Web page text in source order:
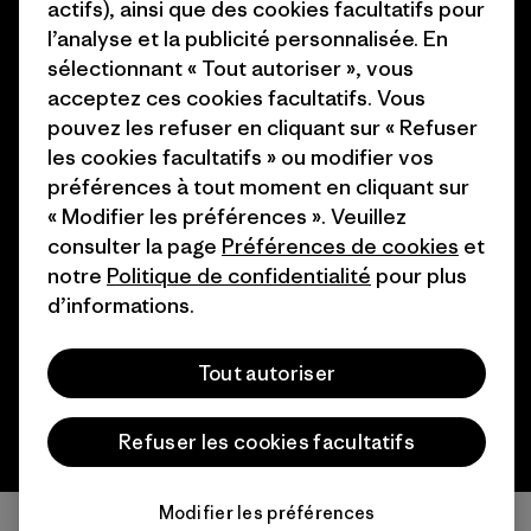
Cartes cadeaux
Nos magasins
Programme d’affiliation
Patagonia Suisse Plan du site
© 2026 Patagonia, Inc. All Rights Reserved.
actifs), ainsi que des cookies facultatifs pour
l’analyse et la publicité personnalisée. En
sélectionnant « Tout autoriser », vous
acceptez ces cookies facultatifs. Vous
pouvez les refuser en cliquant sur « Refuser
les cookies facultatifs » ou modifier vos
préférences à tout moment en cliquant sur
« Modifier les préférences ». Veuillez
consulter la page Préférences de cookies et
notre Politique de confidentialité pour plus
d’informations.
Tout autoriser
Refuser les cookies facultatifs
Modifier les préférences